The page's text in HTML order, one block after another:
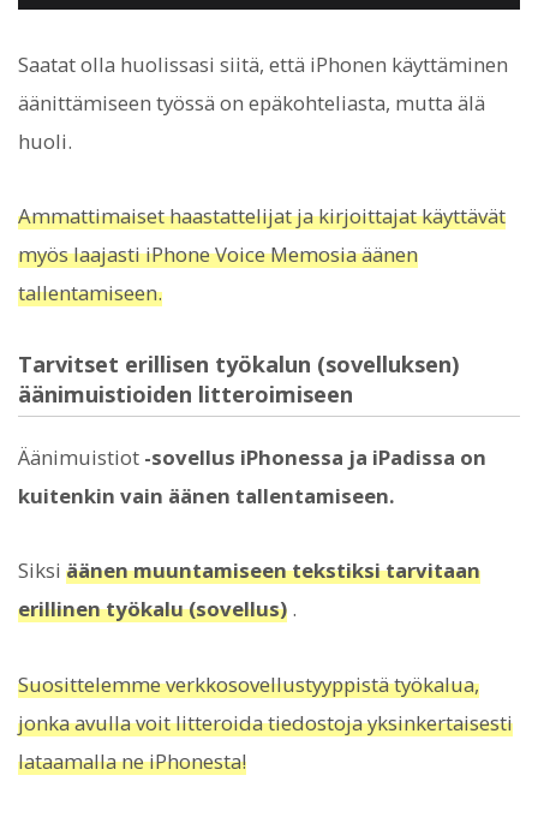
Saatat olla huolissasi siitä, että iPhonen käyttäminen
äänittämiseen työssä on epäkohteliasta, mutta älä
huoli.
Ammattimaiset haastattelijat ja kirjoittajat käyttävät
myös laajasti iPhone Voice Memosia äänen
tallentamiseen.
Tarvitset erillisen työkalun (sovelluksen)
äänimuistioiden litteroimiseen
Äänimuistiot -sovellus iPhonessa ja iPadissa on
kuitenkin vain äänen tallentamiseen.
Siksi äänen muuntamiseen tekstiksi tarvitaan
erillinen työkalu (sovellus) .
Suosittelemme verkkosovellustyyppistä työkalua,
jonka avulla voit litteroida tiedostoja yksinkertaisesti
lataamalla ne iPhonesta!